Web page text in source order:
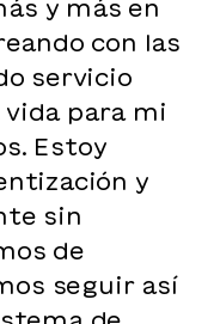
y más en
con las
servicio
vida para mi
Estoy
y
sin
de
seguir así
de